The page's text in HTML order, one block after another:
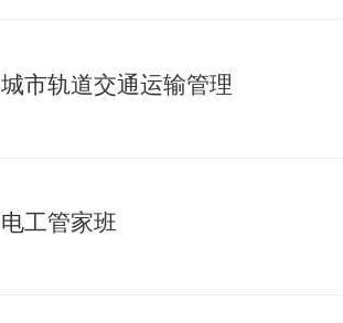
城市轨道交通运输管理
电工管家班